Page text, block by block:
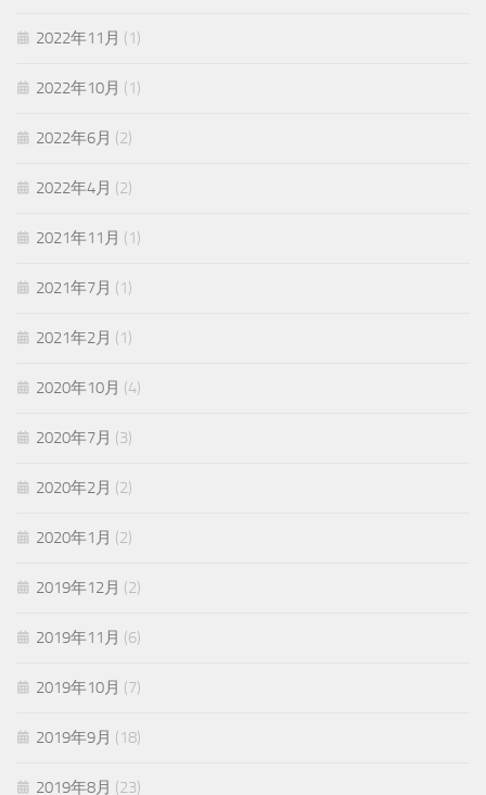
2022年11月 (1)
2022年10月 (1)
2022年6月 (2)
2022年4月 (2)
2021年11月 (1)
2021年7月 (1)
2021年2月 (1)
2020年10月 (4)
2020年7月 (3)
2020年2月 (2)
2020年1月 (2)
2019年12月 (2)
2019年11月 (6)
2019年10月 (7)
2019年9月 (18)
2019年8月 (23)